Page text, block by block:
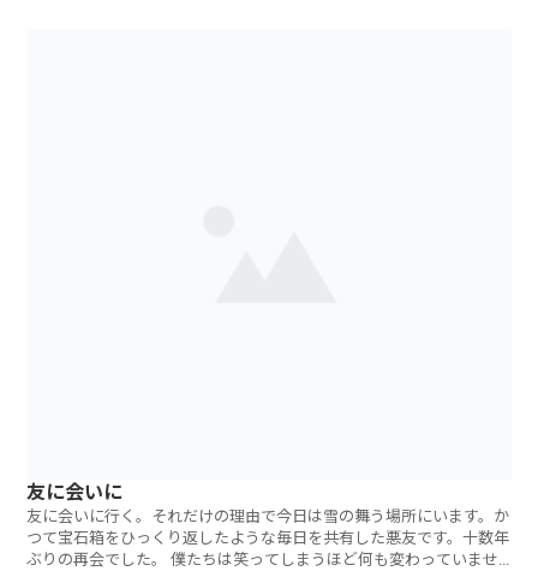
友に会いに
友に会いに行く。それだけの理由で今日は雪の舞う場所にいます。か
つて宝石箱をひっくり返したような毎日を共有した悪友です。十数年
ぶりの再会でした。 僕たちは笑ってしまうほど何も変わっていませ